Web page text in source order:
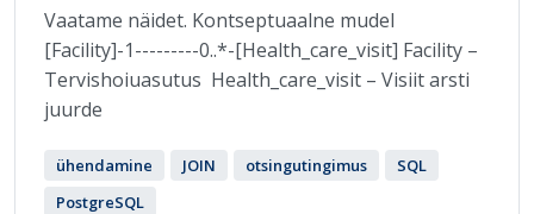
Vaatame näidet. Kontseptuaalne mudel
[Facility]-1---------0..*-[Health_care_visit] Facility –
Tervishoiuasutus Health_care_visit – Visiit arsti
juurde
ühendamine JOIN otsingutingimus
SQL
PostgreSQL